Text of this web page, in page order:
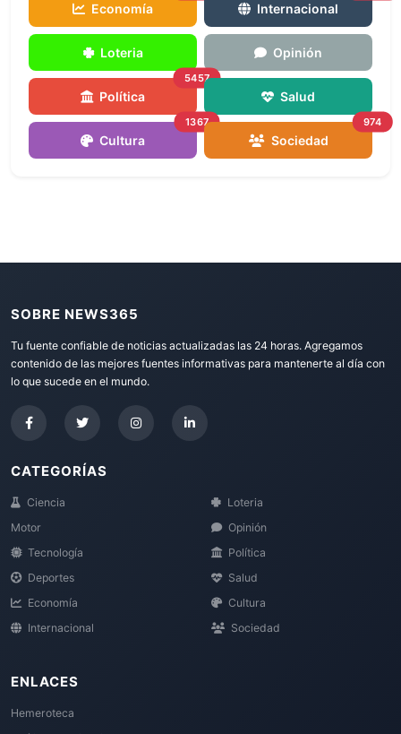
Economía Internacional
Loteria Opinión
Política
5457
Salud
Cultura
1367
Sociedad
974
SOBRE NEWS365
Tu fuente confiable de noticias actualizadas las 24 horas. Agregamos
contenido de las mejores fuentes informativas para mantenerte al día con
lo que sucede en el mundo.
CATEGORÍAS
Ciencia
Motor
Tecnología
Deportes
Economía
Internacional
Loteria
Opinión
Política
Salud
Cultura
Sociedad
ENLACES
Hemeroteca